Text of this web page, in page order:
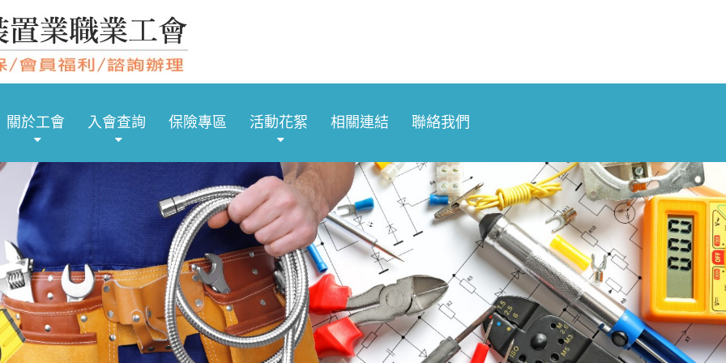
關於工會 入會查詢 保險專區 活動花絮 相關連結 聯絡我們